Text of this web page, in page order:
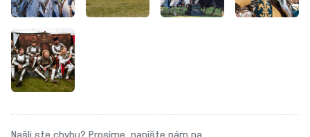
Našli ste chybu? Prosíme, napíšte nám na